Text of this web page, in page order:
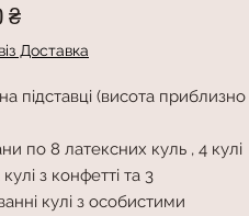
₴Ціна
Доставка
підставці (висота приблизно
по 8 латексних куль , 4 кулі
з конфетті та 3
кулі з особистими